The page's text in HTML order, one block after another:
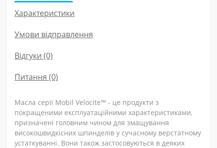
Характеристики
Умови відправлення
Відгуки (0)
Питання (0)
Масла серії Mobil Velocite™ - це продукти з
покращеними експлуатаційними характеристиками,
призначені головним чином для змащування
високошвидкісних шпинделів у сучасному верстатному
устаткуванні. Вони також застосовуються в деяких